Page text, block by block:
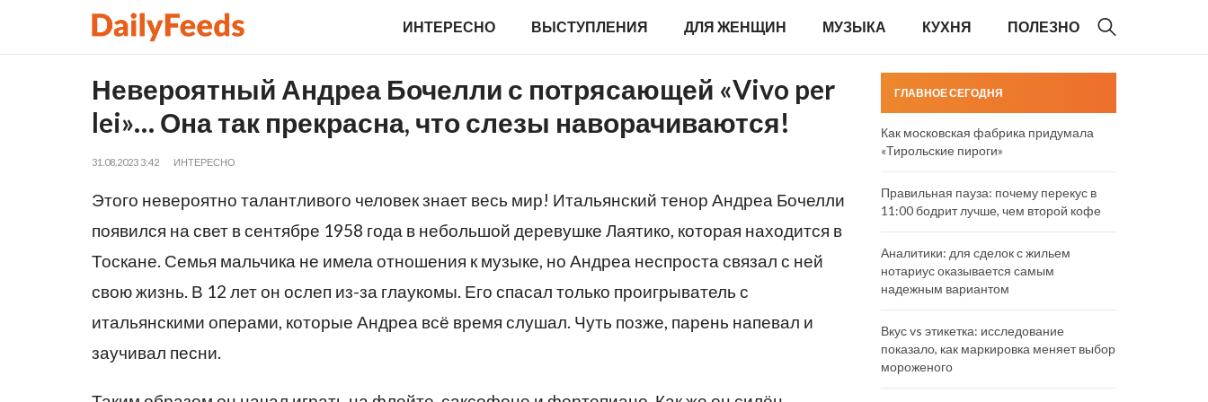
ИНТЕРЕСНО ВЫСТУПЛЕНИЯ ДЛЯ ЖЕНЩИН МУЗЫКА КУХНЯ ПОЛЕЗНО
Невероятный Андреа Бочелли с потрясающей «Vivo per
lei»… Она так прекрасна, что слезы наворачиваются!
31.08.2023 3:42 ИНТЕРЕСНО
Этого невероятно талантливого человек знает весь мир! Итальянский тенор Андреа Бочелли
появился на свет в сентябре 1958 года в небольшой деревушке Лаятико, которая находится в
Тоскане. Семья мальчика не имела отношения к музыке, но Андреа неспроста связал с ней
свою жизнь. В 12 лет он ослеп из-за глаукомы. Его спасал только проигрыватель с
итальянскими операми, которые Андреа всё время слушал. Чуть позже, парень напевал и
заучивал песни.
ГЛАВНОЕ СЕГОДНЯ
Как московская фабрика придумала
«Тирольские пироги»
Правильная пауза: почему перекус в
11:00 бодрит лучше, чем второй кофе
Аналитики: для сделок с жильем
нотариус оказывается самым
надежным вариантом
Вкус vs этикетка: исследование
показало, как маркировка меняет выбор
мороженого